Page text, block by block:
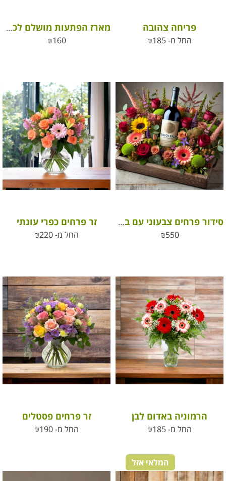
פריחה צהובה
החל מ- ₪185
מארז הפתעות מושלם לכל הזדמנות
₪160
סידור פרחים צבעוני עם בקבוק יין אדום איכותי
₪550
זר פרחים כפרי עונתי
החל מ- ₪220
הרמוניה באדום לבן
החל מ- ₪185
זר פרחים פסטלים
החל מ- ₪190
המלאי אזל